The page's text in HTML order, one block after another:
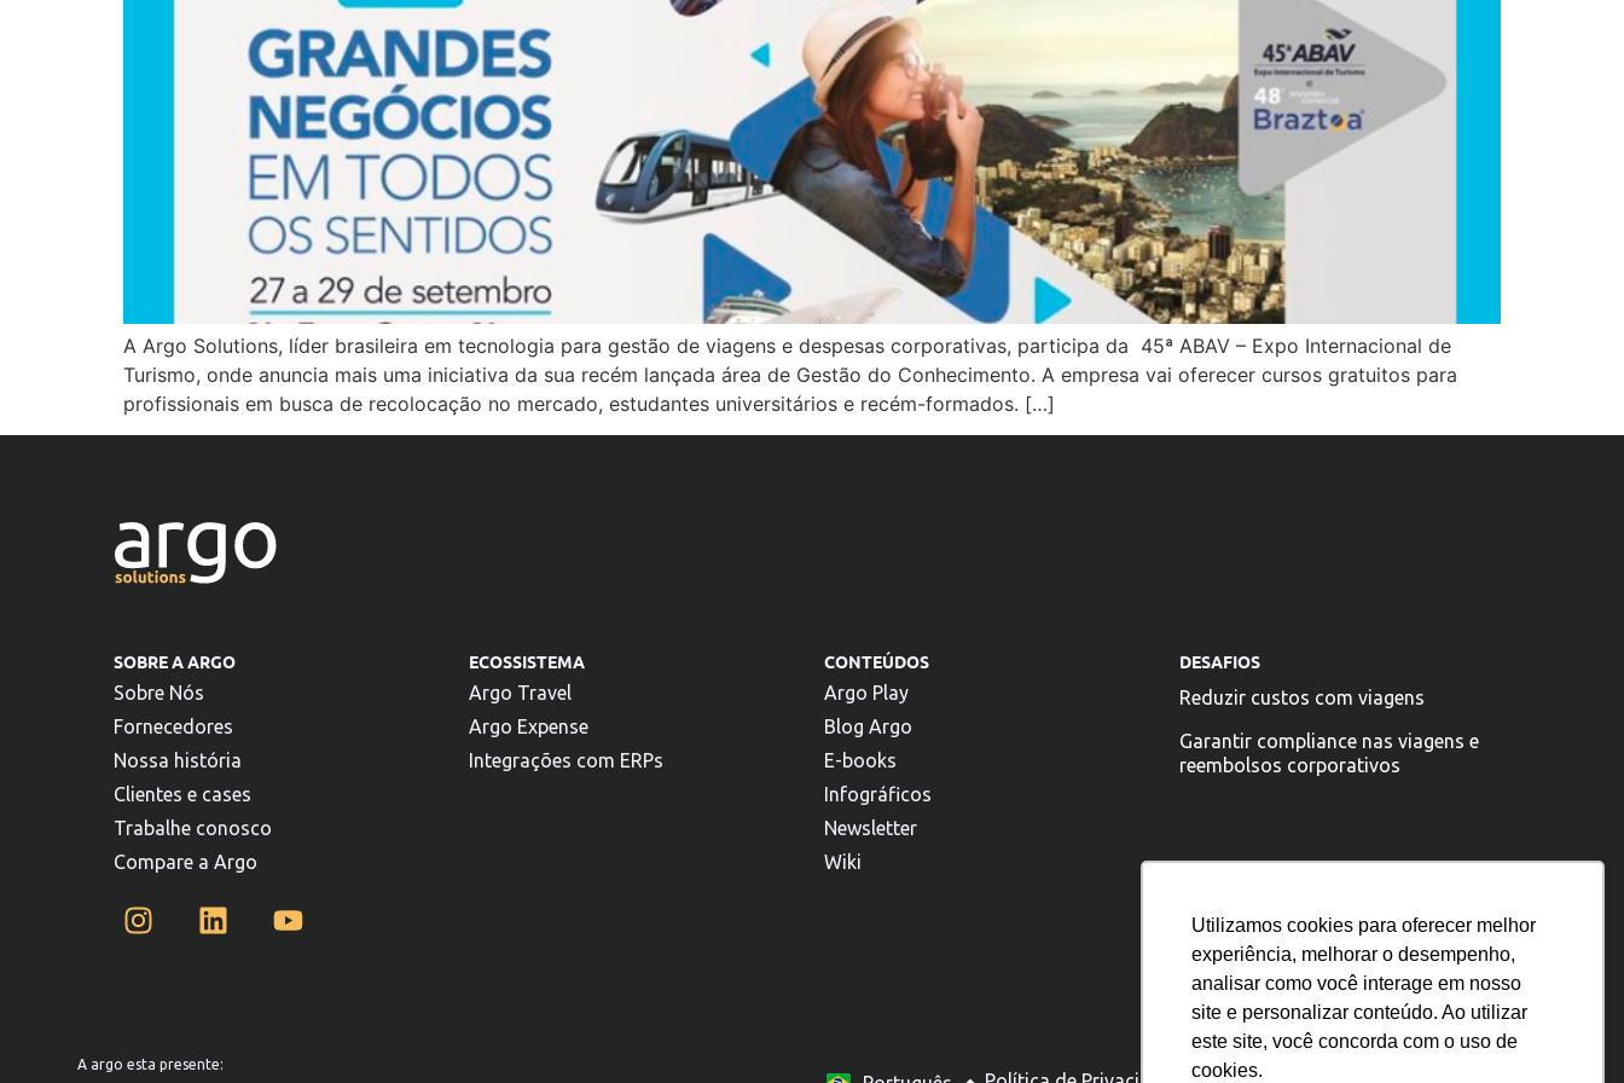
Utilizamos cookies para oferecer melhor
experiência, melhorar o desempenho,
analisar como você interage em nosso
site e personalizar conteúdo. Ao utilizar
este site, você concorda com o uso de
cookies.
A Argo Solutions, líder brasileira em tecnologia para gestão de viagens e despesas corporativas, participa da 45ª ABAV – Expo Internacional de
Turismo, onde anuncia mais uma iniciativa da sua recém lançada área de Gestão do Conhecimento. A empresa vai oferecer cursos gratuitos para
profissionais em busca de recolocação no mercado, estudantes universitários e recém-formados. […]
SOBRE A ARGO
Sobre Nós
Fornecedores
Nossa história
Clientes e cases
Trabalhe conosco
Compare a Argo
ECOSSISTEMA
Argo Travel
Argo Expense
Integrações com ERPs
CONTEÚDOS
Argo Play
Blog Argo
E-books
Infográficos
Newsletter
Wiki
DESAFIOS
Reduzir custos com viagens
Garantir compliance nas viagens e
reembolsos corporativos
A argo esta presente: